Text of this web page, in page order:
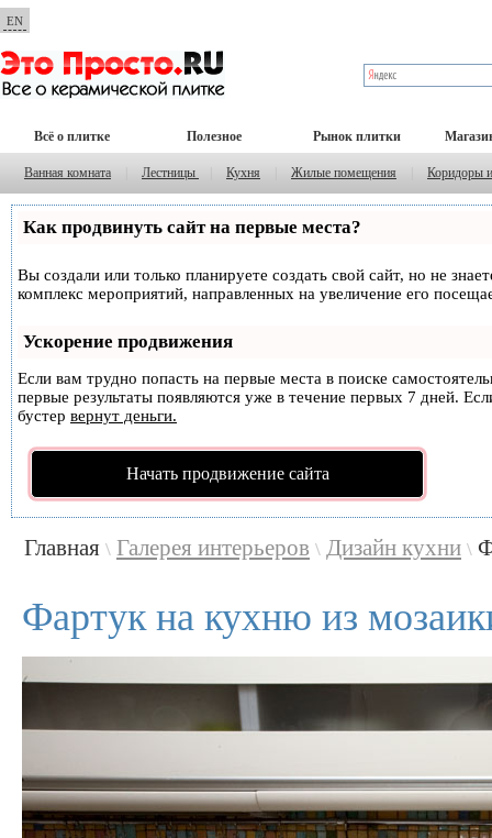
EN
Всё о плитке Полезное Рынок плитки
Ванная комната Лестницы Кухня Жилые помещения Коридоры
Как продвинуть сайт на первые места?
Вы создали или только планируете создать свой сайт, но не
комплекс мероприятий, направленных на увеличение его
Ускорение продвижения
Если вам трудно попасть на первые места в поиске
первые результаты появляются уже в течение первых 7 дней.
бустер вернут деньги.
Начать продвижение сайта
Главная \ Галерея интерьеров \ Дизайн кухни \
Фартук на кухню из